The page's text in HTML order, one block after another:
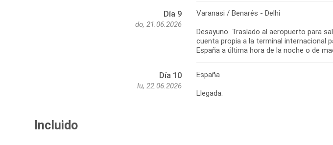
Día 9
do, 21.06.2026
Varanasi / Benarés - Delhi
Desayuno. Traslado al aeropuerto para
cuenta propia a la terminal internacional
España a última hora de la noche o de
Día 10
lu, 22.06.2026
España
Llegada.
Incluido